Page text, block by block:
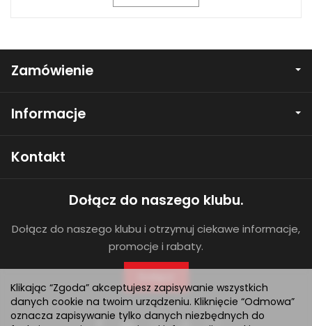
Zamówienie
Informacje
Kontakt
Dołącz do naszego klubu.
Dołącz do naszego klubu i otrzymuj ciekawe informacje,
promocje i rabaty.
Klikając “Zgoda” akceptujesz zapisywanie wszystkich
danych cookie na twoim urządzeniu. Kliknięcie “Odmowa”
oznacza zapisywanie tylko danych niezbędnych do